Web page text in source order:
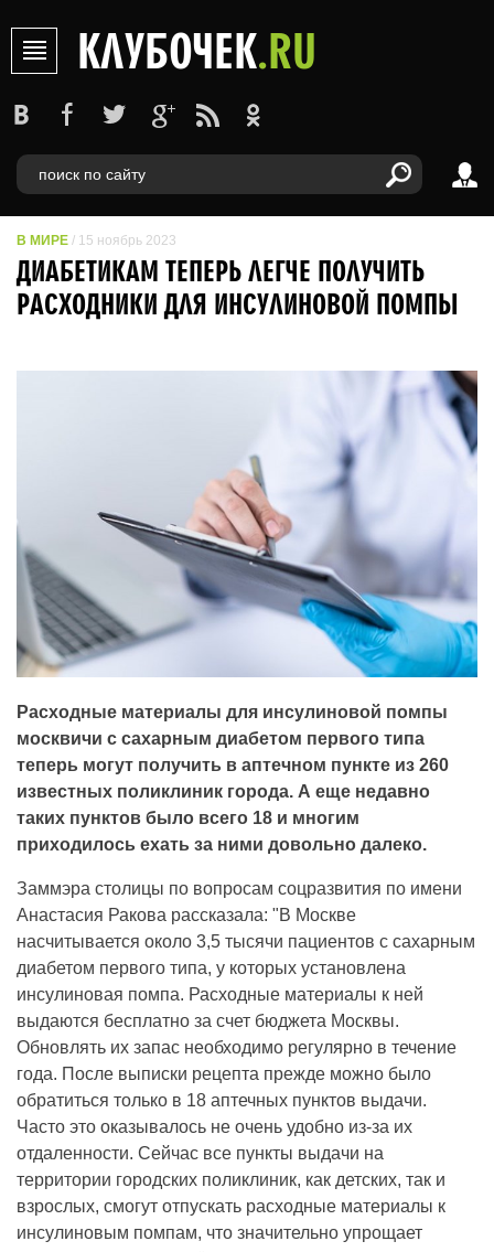
КЛУБОЧЕК.RU
В МИРЕ / 15 ноябрь 2023
ДИАБЕТИКАМ ТЕПЕРЬ ЛЕГЧЕ ПОЛУЧИТЬ
РАСХОДНИКИ ДЛЯ ИНСУЛИНОВОЙ ПОМПЫ
Расходные материалы для инсулиновой помпы
москвичи с сахарным диабетом первого типа
теперь могут получить в аптечном пункте из 260
известных поликлиник города. А еще недавно
таких пунктов было всего 18 и многим
приходилось ехать за ними довольно далеко.
Заммэра столицы по вопросам соцразвития по имени
Анастасия Ракова рассказала: "В Москве
насчитывается около 3,5 тысячи пациентов с сахарным
диабетом первого типа, у которых установлена
инсулиновая помпа. Расходные материалы к ней
выдаются бесплатно за счет бюджета Москвы.
Обновлять их запас необходимо регулярно в течение
года. После выписки рецепта прежде можно было
обратиться только в 18 аптечных пунктов выдачи.
Часто это оказывалось не очень удобно из-за их
отдаленности. Сейчас все пункты выдачи на
территории городских поликлиник, как детских, так и
взрослых, смогут отпускать расходные материалы к
инсулиновым помпам, что значительно упрощает